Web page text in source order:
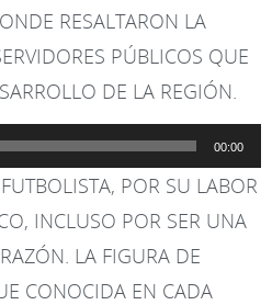
RESALTARON LA
PÚBLICOS QUE
DE LA REGIÓN.
00:00
POR SU LABOR
INCLUSO POR SER UNA
LA FIGURA DE
CONOCIDA EN CADA